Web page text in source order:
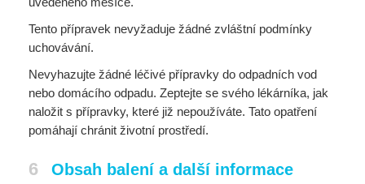
Tento přípravek nevyžaduje žádné zvláštní podmínky
uchovávání.
Nevyhazujte žádné léčivé přípravky do odpadních vod
nebo domácího odpadu. Zeptejte se svého lékárníka, jak
naložit s přípravky, které již nepoužíváte. Tato opatření
pomáhají chránit životní prostředí.
6 Obsah balení a další informace